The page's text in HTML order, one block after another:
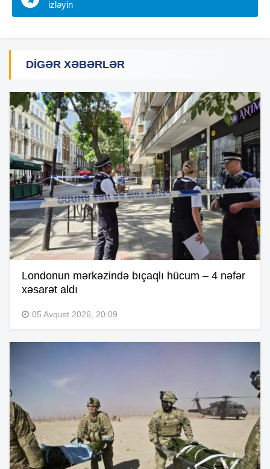
izləyin
DIGƏR XƏBƏRLƏR
Londonun mərkəzində bıçaqlı hücum – 4 nəfər
xəsarət aldı
05 Avqust 2026, 20:09